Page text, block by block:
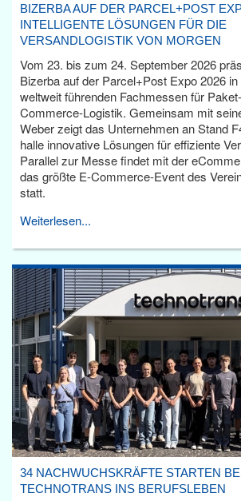
BIZERBA AUF DER PARCEL+POST
INTELLIGENTE LÖSUNGEN FÜR DIE
VERSANDLOGISTIK VON MORGEN
Vom 23. bis zum 24. September 2026
Bizerba auf der Parcel+Post Expo 2026
weltweit führenden Fachmessen für
Commerce-Logistik. Gemeinsam mit
Weber zeigt das Unternehmen an Stand
halle innovative Lösungen für effiziente
Parallel zur Messe findet mit der
das größte E-Commerce-Event des
statt.
Weiterlesen...
34 NACHWUCHSKRÄFTE STARTEN
TECHNOTRANS INS BERUFSLEBEN